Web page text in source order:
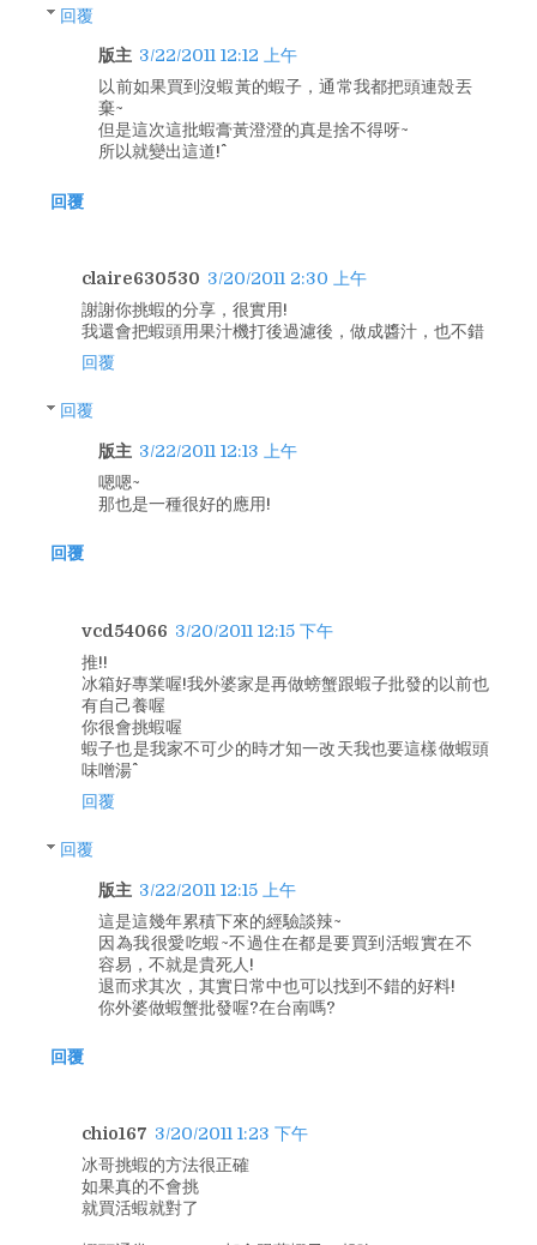
回覆
版主 3/22/2011 12:12 上午
以前如果買到沒蝦黃的蝦子，通常我都把頭連殼丟
棄~
但是這次這批蝦膏黃澄澄的真是捨不得呀~
所以就變出這道!^^
回覆
claire630530 3/20/2011 2:30 上午
謝謝你挑蝦的分享，很實用!
我還會把蝦頭用果汁機打後過濾後，做成醬汁，也不錯
回覆
回覆
版主 3/22/2011 12:13 上午
嗯嗯~
那也是一種很好的應用!
回覆
vcd54066 3/20/2011 12:15 下午
推!!
冰箱好專業喔!我外婆家是再做螃蟹跟蝦子批發的以前也
有自己養喔
你很會挑蝦喔
蝦子也是我家不可少的時才知一改天我也要這樣做蝦頭
味噌湯^^
回覆
回覆
版主 3/22/2011 12:15 上午
這是這幾年累積下來的經驗談辣~
因為我很愛吃蝦~不過住在都是要買到活蝦實在不
容易，不就是貴死人!
退而求其次，其實日常中也可以找到不錯的好料!
你外婆做蝦蟹批發喔?在台南嗎?
回覆
chio167 3/20/2011 1:23 下午
冰哥挑蝦的方法很正確
如果真的不會挑
就買活蝦就對了